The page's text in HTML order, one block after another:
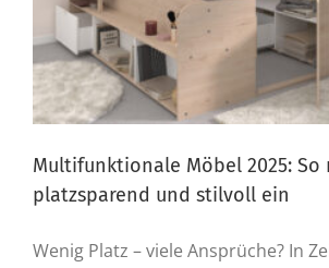
Multifunktionale Möbel 2025: So
platzsparend und stilvoll ein
Wenig Platz – viele Ansprüche? In